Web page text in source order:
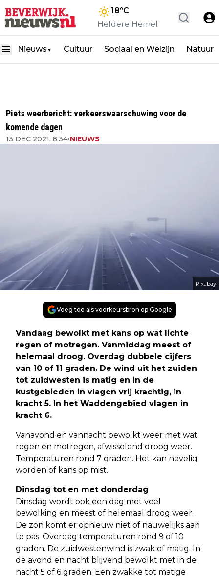
18°C
Heldere Hemel
Nieuws ▼ Cultuur Sociaal en Welzijn Natuur
Piets weerbericht: verkeerswaarschuwing voor de
komende dagen
13 DEC 2021, 8:34•NIEUWS
Pixabay
Voeg toe als voorkeursbron op Google
Vandaag bewolkt met kans op wat lichte
regen of motregen. Vanmiddag meest of
helemaal droog. Overdag dubbele cijfers
van 10 of 11 graden. De wind uit het zuiden
tot zuidwesten is matig en in de
kustgebieden in vlagen vrij krachtig, in
kracht 5. In het Waddengebied vlagen in
kracht 6.
Vanavond en vannacht bewolkt weer met wat
regen en motregen, afwisselend droog weer.
Temperaturen rond 7 graden. Het kan nevelig
worden of kans op mist.
Dinsdag tot en met donderdag
Dinsdag wordt ook een dag met veel
bewolking en meest of helemaal droog weer.
De zon komt er opnieuw niet of nauwelijks aan
te pas. Overdag temperaturen rond 9 of 10
graden. De zuidwestenwind is zwak of matig. In
de avond en nacht blijvend bewolkt met in de
nacht 5 of 6 graden. Een zwakke tot matige